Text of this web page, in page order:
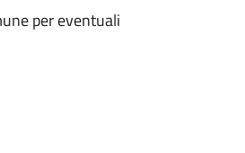
per eventuali